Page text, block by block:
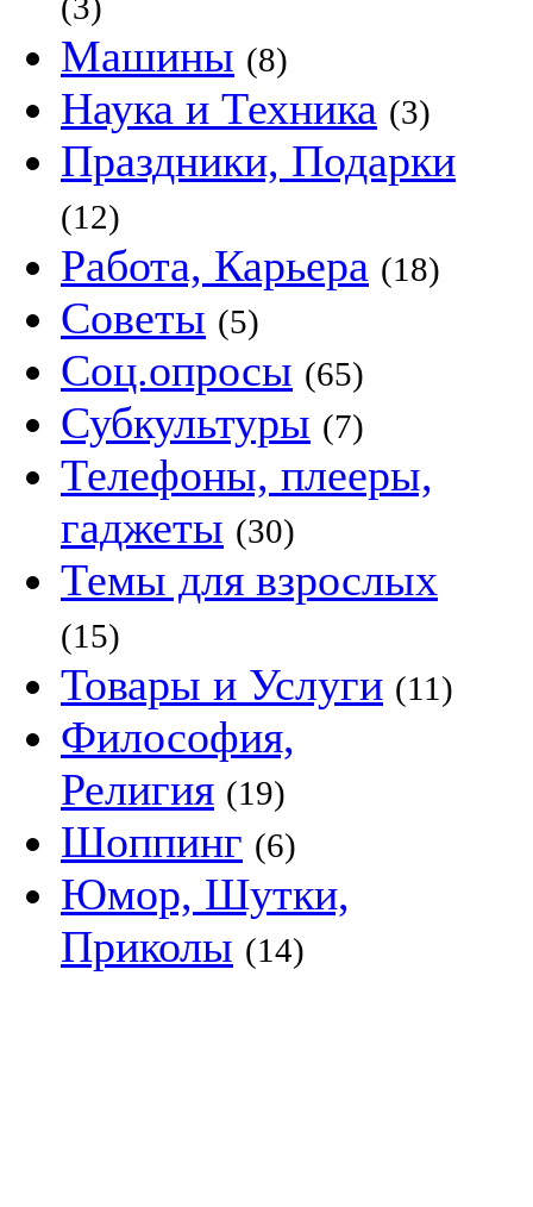
Машины (8)
Наука и Техника (3)
Праздники, Подарки
(12)
Работа, Карьера (18)
Советы (5)
Соц.опросы (65)
Субкультуры (7)
Телефоны, плееры,
гаджеты (30)
Темы для взрослых
(15)
Товары и Услуги (11)
Философия,
Религия (19)
Шоппинг (6)
Юмор, Шутки,
Приколы (14)